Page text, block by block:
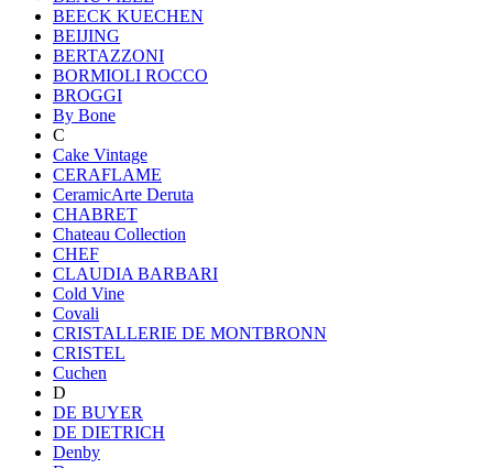
BEECK KUECHEN
BEIJING
BERTAZZONI
BORMIOLI ROCCO
BROGGI
By Bone
C
Cake Vintage
CERAFLAME
CeramicArte Deruta
CHABRET
Chateau Collection
CHEF
CLAUDIA BARBARI
Cold Vine
Covali
CRISTALLERIE DE MONTBRONN
CRISTEL
Cuchen
D
DE BUYER
DE DIETRICH
Denby